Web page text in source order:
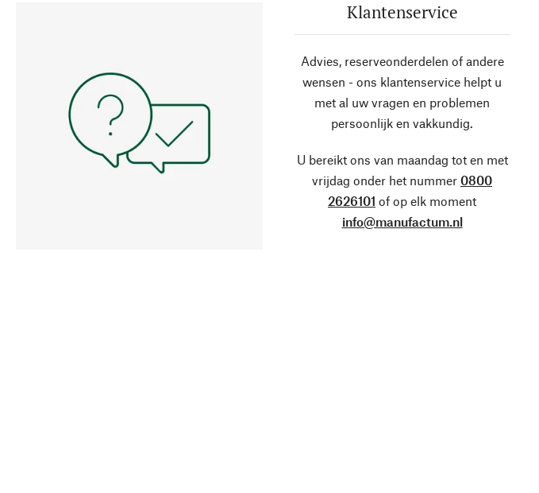
Klantenservice
Advies, reserveonderdelen of andere
wensen - ons klantenservice helpt u
met al uw vragen en problemen
persoonlijk en vakkundig.
U bereikt ons van maandag tot en met
vrijdag onder het nummer 0800
2626101 of op elk moment
info@manufactum.nl